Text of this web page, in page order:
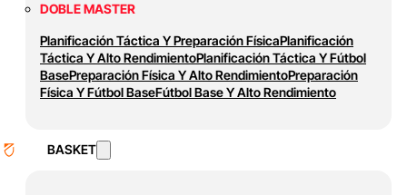
DOBLE MASTER
Planificación Táctica Y Preparación FísicaPlanificación
Táctica Y Alto RendimientoPlanificación Táctica Y Fútbol
BasePreparación Física Y Alto RendimientoPreparación
Física Y Fútbol BaseFútbol Base Y Alto Rendimiento
BASKET